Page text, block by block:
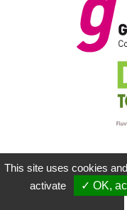
MENTIONS
CONTACTEZ-
This site uses cookies
activate
OK,